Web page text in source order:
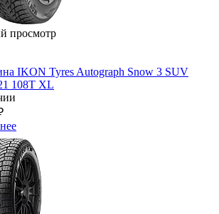
просмотр
IKON Tyres Autograph Snow 3 SUV
108T XL